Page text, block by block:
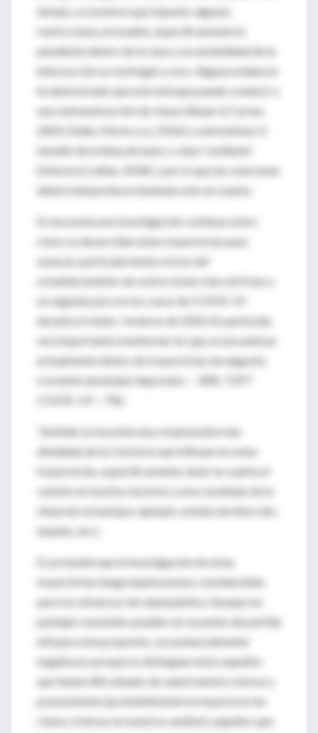
tiempo, se tuvieron que imponer algunas
restricciones al modelo, específicamente la
pendiente dentro de la clase y la variabilidad de la
intersección se restringió a cero. Alguna evidencia
ha demostrado que este enfoque puede conducir a
una sobreextracción de clases (Bauer & Curran,
2003; Diallo, Morin y Lu, 2016) y sobrestimar el
tamaño de la línea de base, o clase 'resiliente'
(Infurna & Luthar, 2018). ), por lo que las soluciones
deben interpretarse teniendo esto en cuenta.
Es necesaria una investigación continua sobre
cómo se desarrollan estas trayectorias para
avanzar, particularmente a la luz del
restablecimiento de restricciones más estrictas y
un segundo pico en los casos de COVID-19
durante el otoño / invierno de 2020. En particular,
será importante monitorear los que se encuentran
actualmente dentro de trayectorias de angustia
creciente (ansiedad-depresión: ~ 30%; TEPT
COVID-19: ~ 7%).
También se necesita una comprensión más
detallada de los factores que influyen en estas
trayectorias, específicamente, tener en cuenta el
cambio en muchos factores como resultado de la
situación actual (por ejemplo, estado de infección,
empleo, etc.).
Es probable que la investigación de estas
trayectorias tenga implicaciones considerables
para los esfuerzos de salud pública; Aunque los
puntajes resumidos pueden ser un punto de partida
útil para este propósito, son potencialmente
engañosos porque no distinguen entre aquellos
que tienen dificultades de salud mental crónicas y
preexistentes (probablemente la mayoría en las
clases crónicas en nuestros análisis), aquellos que